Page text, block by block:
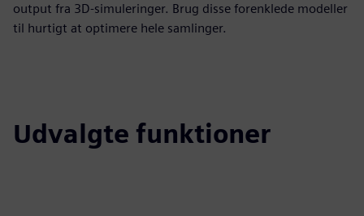
output fra 3D-simuleringer. Brug disse forenklede modeller
til hurtigt at optimere hele samlinger.
Udvalgte funktioner